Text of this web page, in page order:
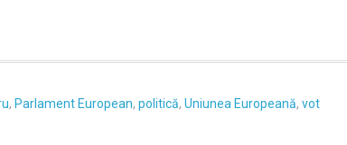
, Parlament European, politică, Uniunea Europeană, vot